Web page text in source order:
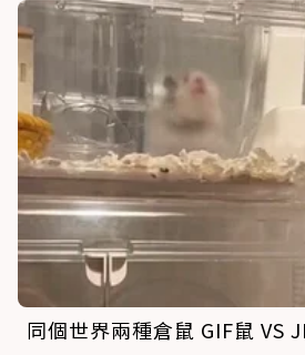
同個世界兩種倉鼠 GIF鼠 VS